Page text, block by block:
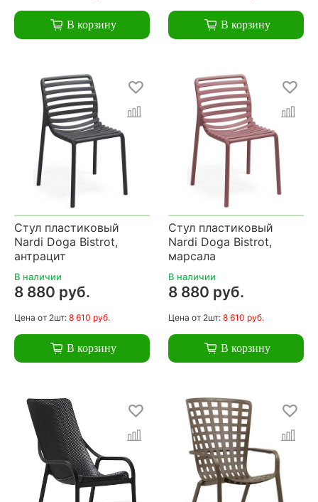
В корзину В корзину
Стул пластиковый
Nardi Doga Bistrot,
антрацит
В наличии
8 880 руб.
Цена от 2шт: 8 610 руб.
В корзину
Стул пластиковый
Nardi Doga Bistrot,
марсала
В наличии
8 880 руб.
Цена от 2шт: 8 610 руб.
В корзину